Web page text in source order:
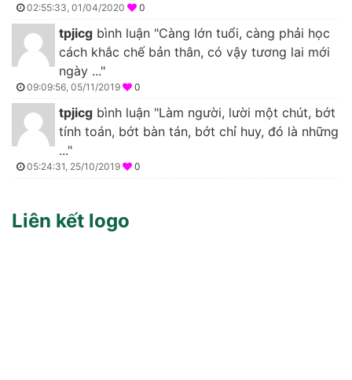
02:55:33, 01/04/2020 0
tpjicg bình luận "Càng lớn tuổi, càng phải học
cách khắc chế bản thân, có vậy tương lai mới
ngày ..."
09:09:56, 05/11/2019 0
tpjicg bình luận "Làm người, lười một chút, bớt
tính toán, bớt bàn tán, bớt chỉ huy, đó là những
..."
05:24:31, 25/10/2019 0
Liên kết logo